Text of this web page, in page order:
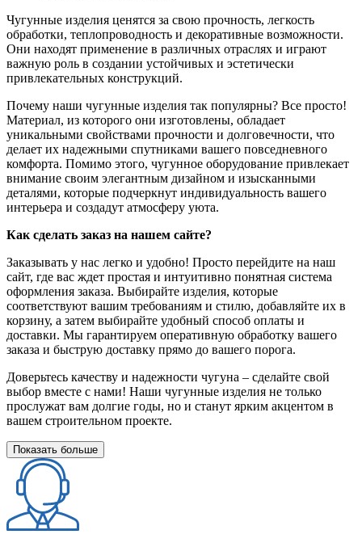
Чугунные изделия ценятся за свою прочность, легкость
обработки, теплопроводность и декоративные возможности.
Они находят применение в различных отраслях и играют
важную роль в создании устойчивых и эстетически
привлекательных конструкций.
Почему наши чугунные изделия так популярны? Все просто!
Материал, из которого они изготовлены, обладает
уникальными свойствами прочности и долговечности, что
делает их надежными спутниками вашего повседневного
комфорта. Помимо этого, чугунное оборудование привлекает
внимание своим элегантным дизайном и изысканными
деталями, которые подчеркнут индивидуальность вашего
интерьера и создадут атмосферу уюта.
Как сделать заказ на нашем сайте?
Заказывать у нас легко и удобно! Просто перейдите на наш
сайт, где вас ждет простая и интуитивно понятная система
оформления заказа. Выбирайте изделия, которые
соответствуют вашим требованиям и стилю, добавляйте их в
корзину, а затем выбирайте удобный способ оплаты и
доставки. Мы гарантируем оперативную обработку вашего
заказа и быструю доставку прямо до вашего порога.
Доверьтесь качеству и надежности чугуна – сделайте свой
выбор вместе с нами! Наши чугунные изделия не только
прослужат вам долгие годы, но и станут ярким акцентом в
вашем строительном проекте.
Показать больше